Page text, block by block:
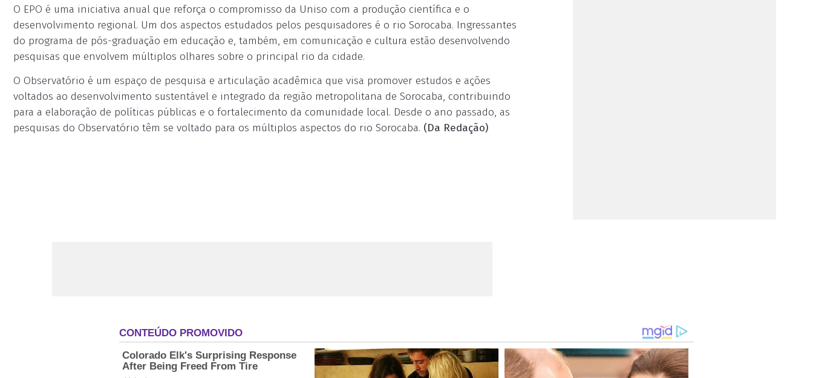
O EPO é uma iniciativa anual que reforça o compromisso da Uniso com a produção científica e o
desenvolvimento regional. Um dos aspectos estudados pelos pesquisadores é o rio Sorocaba. Ingressantes
do programa de pós-graduação em educação e, também, em comunicação e cultura estão desenvolvendo
pesquisas que envolvem múltiplos olhares sobre o principal rio da cidade.
O Observatório é um espaço de pesquisa e articulação acadêmica que visa promover estudos e ações
voltados ao desenvolvimento sustentável e integrado da região metropolitana de Sorocaba, contribuindo
para a elaboração de políticas públicas e o fortalecimento da comunidade local. Desde o ano passado, as
pesquisas do Observatório têm se voltado para os múltiplos aspectos do rio Sorocaba. (Da Redação)